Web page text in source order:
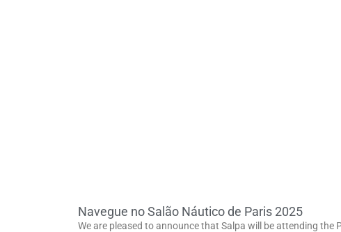
Navegue no Salão Náutico de Paris 2025
We are pleased to announce that Salpa will be attending